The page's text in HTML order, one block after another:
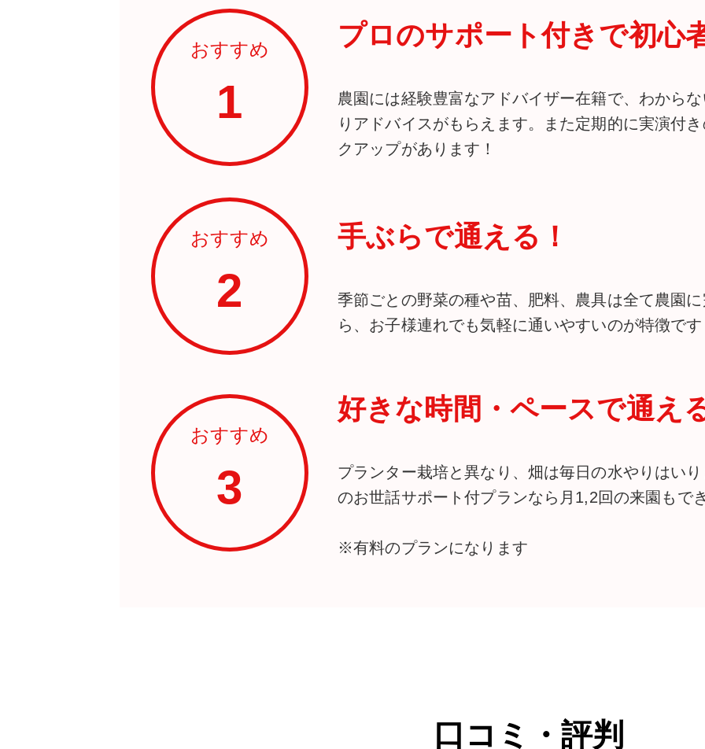
おすすめ
1
プロのサポート付きで初心
農園には経験豊富なアドバイザー在籍で、わから
りアドバイスがもらえます。また定期的に実演付
クアップがあります！
おすすめ
2
手ぶらで通える！
季節ごとの野菜の種や苗、肥料、農具は全て農園
ら、お子様連れでも気軽に通いやすいのが特徴です
おすすめ
3
好きな時間・ペースで通え
プランター栽培と異なり、畑は毎日の水やりはい
のお世話サポート付プランなら月1,2回の来園もで
※有料のプランになります
口コミ・評判